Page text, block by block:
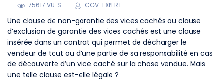
75617 VUES
CGV-EXPERT
Une clause de non-garantie des vices cachés ou clause
d’exclusion de garantie des vices cachés est une clause
insérée dans un contrat qui permet de décharger le
vendeur de tout ou d’une partie de sa responsabilité en cas
de découverte d’un vice caché sur la chose vendue. Mais
une telle clause est-elle légale ?